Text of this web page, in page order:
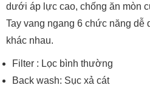
dưới áp lực cao, chống ăn mòn
Tay vang ngang 6 chức năng dễ
khác nhau.
Filter : Lọc bình thường
Back wash: Sục xả cát